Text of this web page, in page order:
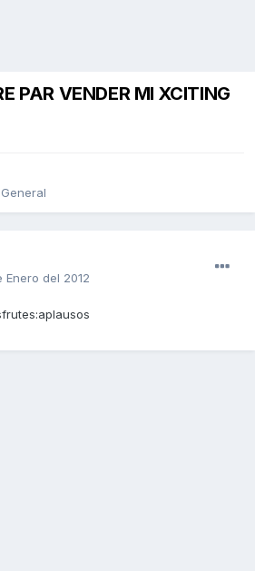
PAR VENDER MI XCITING
General
Enero del 2012